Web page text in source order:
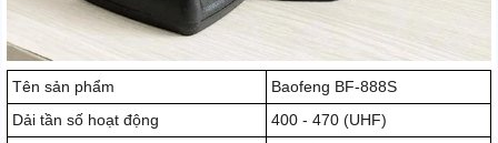
Tên sản phẩm
Baofeng BF-888S
Dải tần số hoạt động
400 - 470 (UHF)